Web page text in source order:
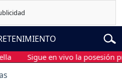
Sigue en vivo la posesión